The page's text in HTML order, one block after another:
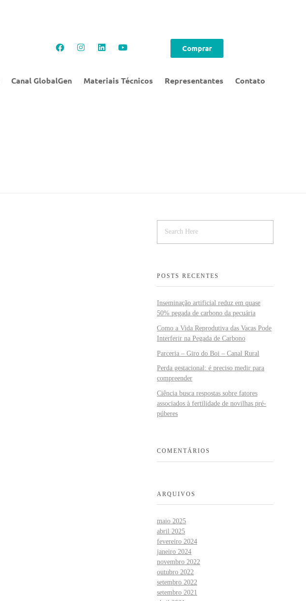
Comprar
Canal GlobalGen Materiais Técnicos Representantes Contato
POSTS RECENTES
Inseminação artificial reduz em quase
50% pegada de carbono da pecuária
Como a Vida Reprodutiva das Vacas Pode
Interferir na Pegada de Carbono
Parceria – Giro do Boi – Canal Rural
Perda gestacional: é preciso medir para
compreender
Ciência busca respostas sobre fatores
associados à fertilidade de novilhas pré-
púberes
COMENTÁRIOS
ARQUIVOS
maio 2025
abril 2025
fevereiro 2024
janeiro 2024
novembro 2022
outubro 2022
setembro 2022
setembro 2021